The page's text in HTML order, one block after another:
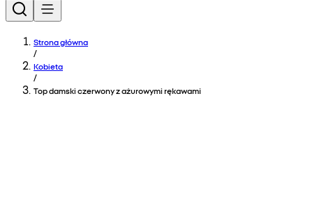
Strona główna
/
Kobieta
/
Top damski czerwony z ażurowymi rękawami